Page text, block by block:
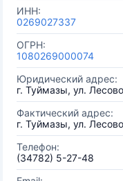
ИНН:
0269027337
ОГРН:
1080269000074
Юридический адрес:
г. Туймазы, ул.
Фактический адрес:
г. Туймазы, ул.
Телефон:
(34782) 5-27-48